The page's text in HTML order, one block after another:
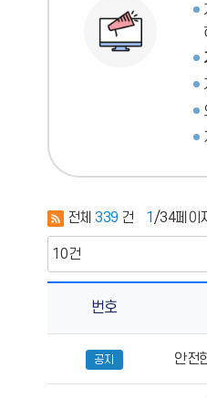
전체 339 건 1 /34페이지
통
번호
공지 안전